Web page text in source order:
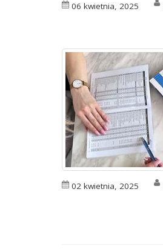
06 kwietnia, 2025
02 kwietnia, 2025